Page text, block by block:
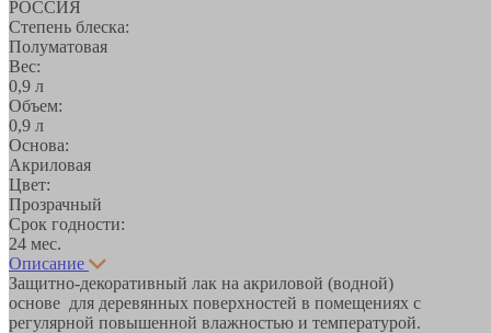
РОССИЯ
Степень блеска:
Полуматовая
Вес:
0,9 л
Объем:
0,9 л
Основа:
Акриловая
Цвет:
Прозрачный
Срок годности:
24 мес.
Описание
Защитно-декоративный лак на акриловой (водной)
основе для деревянных поверхностей в помещениях с
регулярной повышенной влажностью и температурой.